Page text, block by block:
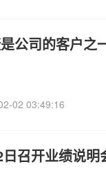
公司的客户之
02 03:49:16
召开业绩说明